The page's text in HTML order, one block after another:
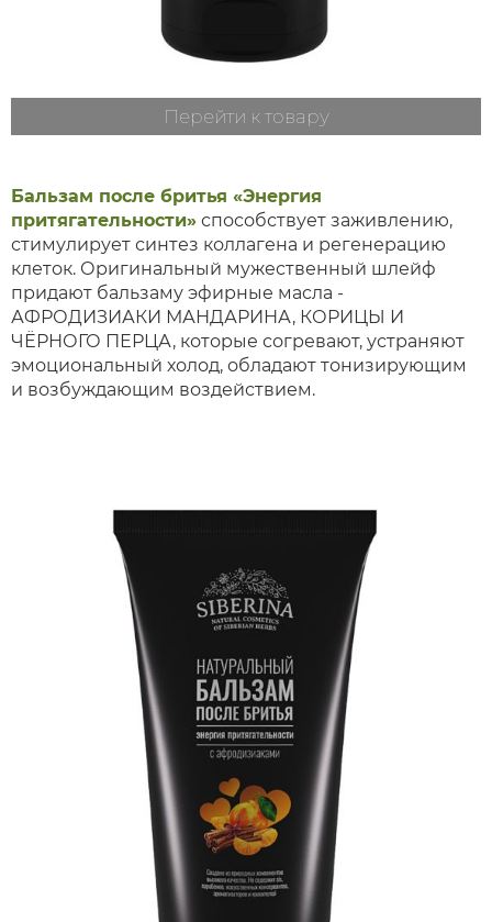
Перейти к товару
Бальзам после бритья «Энергия
притягательности» способствует заживлению,
стимулирует синтез коллагена и регенерацию
клеток. Оригинальный мужественный шлейф
придают бальзаму эфирные масла -
АФРОДИЗИАКИ МАНДАРИНА, КОРИЦЫ И
ЧЁРНОГО ПЕРЦА, которые согревают, устраняют
эмоциональный холод, обладают тонизирующим
и возбуждающим воздействием.